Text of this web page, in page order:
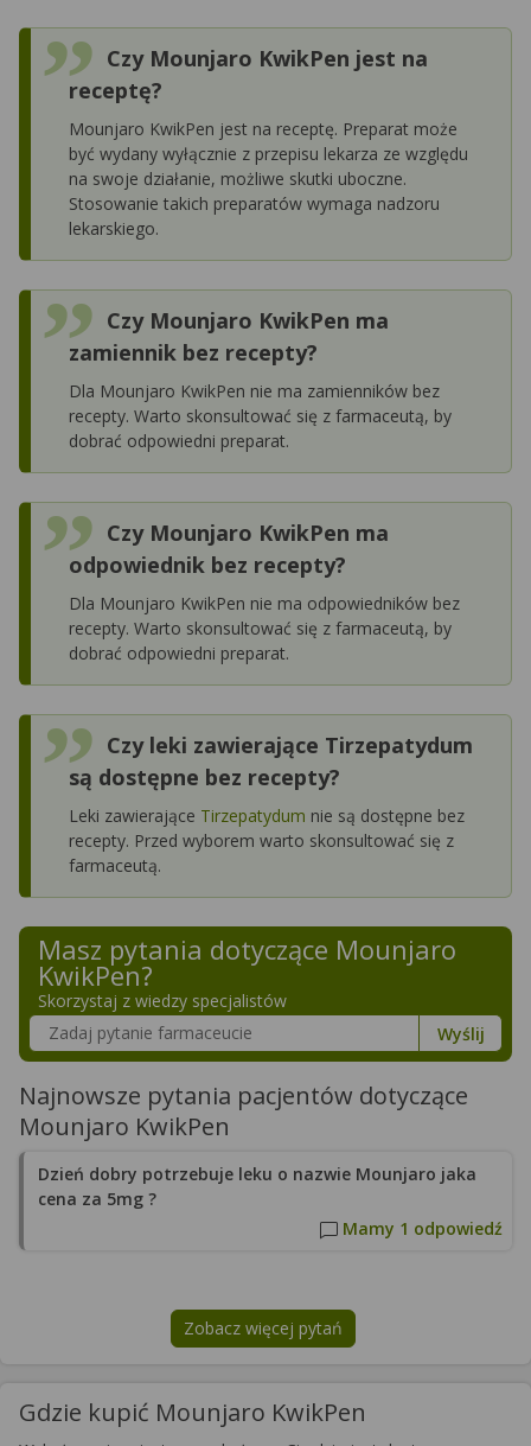
Czy Mounjaro KwikPen jest na
receptę?
Mounjaro KwikPen jest na receptę. Preparat może
być wydany wyłącznie z przepisu lekarza ze względu
na swoje działanie, możliwe skutki uboczne.
Stosowanie takich preparatów wymaga nadzoru
lekarskiego.
Czy Mounjaro KwikPen ma
zamiennik bez recepty?
Dla Mounjaro KwikPen nie ma zamienników bez
recepty. Warto skonsultować się z farmaceutą, by
dobrać odpowiedni preparat.
Czy Mounjaro KwikPen ma
odpowiednik bez recepty?
Dla Mounjaro KwikPen nie ma odpowiedników bez
recepty. Warto skonsultować się z farmaceutą, by
dobrać odpowiedni preparat.
Czy leki zawierające Tirzepatydum
są dostępne bez recepty?
Leki zawierające Tirzepatydum nie są dostępne bez
recepty. Przed wyborem warto skonsultować się z
farmaceutą.
Masz pytania dotyczące Mounjaro
KwikPen?
Skorzystaj z wiedzy specjalistów
Szukaj w poradnikach o zdrowiu
Wyślij
Najnowsze pytania pacjentów dotyczące
Mounjaro KwikPen
Dzień dobry potrzebuje leku o nazwie Mounjaro jaka
cena za 5mg ?
Mamy 1 odpowiedź
Zobacz więcej pytań
na tematMounjaro KwikPen
Gdzie kupić Mounjaro KwikPen